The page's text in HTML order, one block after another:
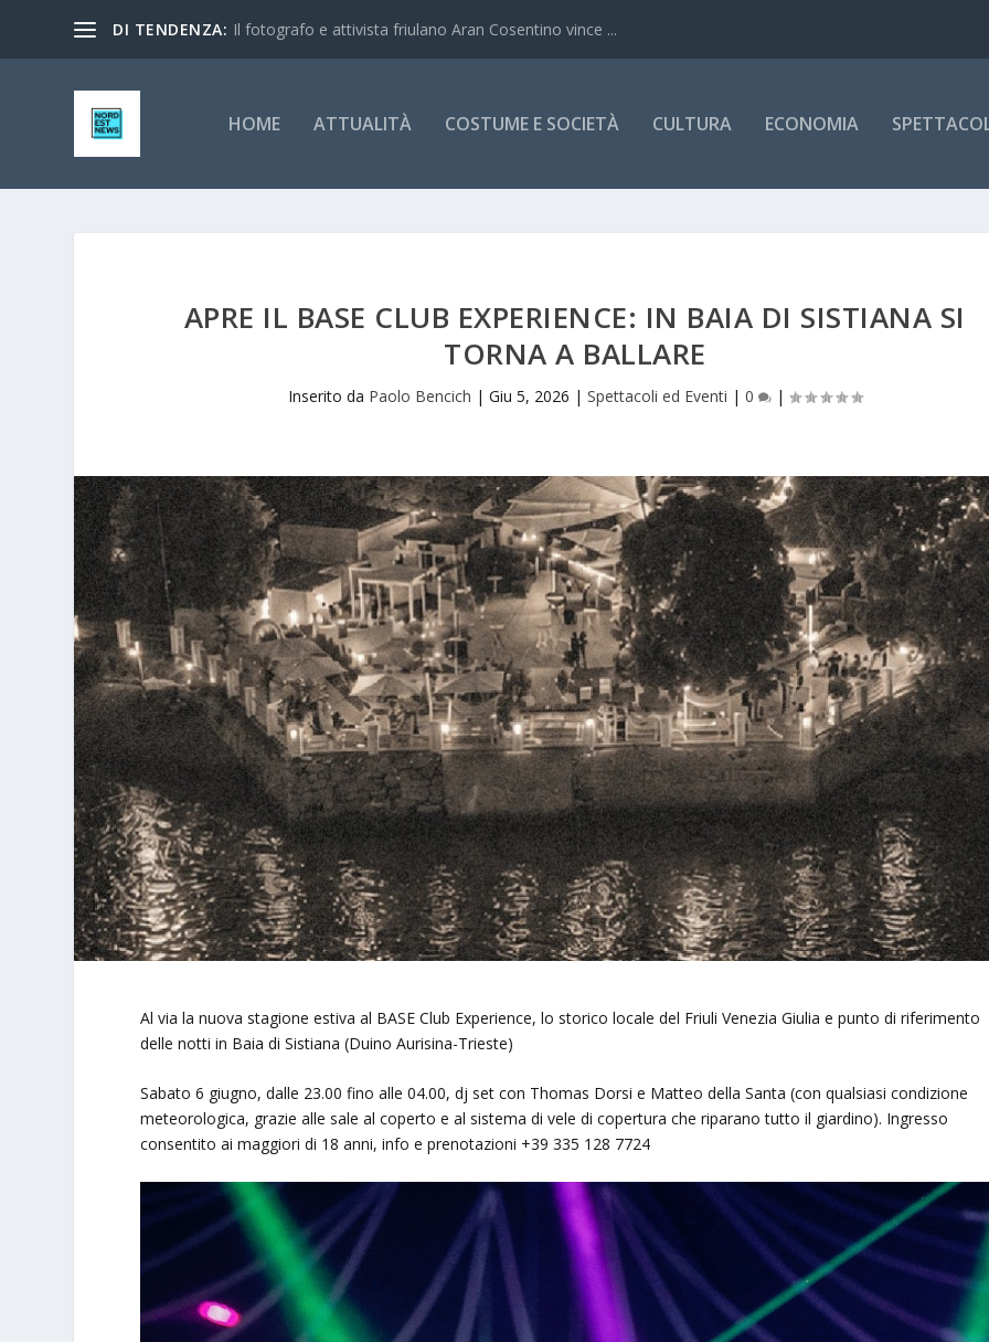
DI TENDENZA: Il fotografo e attivista friulano Aran Cosentino vince ...
HOME ATTUALITÀ COSTUME E SOCIETÀ CULTURA ECONOMIA
APRE IL BASE CLUB EXPERIENCE: IN BAIA DI SISTIANA SI
TORNA A BALLARE
Inserito da Paolo Bencich | Giu 5, 2026 | Spettacoli ed Eventi | 0 |
Al via la nuova stagione estiva al BASE Club Experience, lo storico locale del Friuli Venezia Giulia e punto di riferimento
delle notti in Baia di Sistiana (Duino Aurisina-Trieste)
Sabato 6 giugno, dalle 23.00 fino alle 04.00, dj set con Thomas Dorsi e Matteo della Santa (con qualsiasi condizione
meteorologica, grazie alle sale al coperto e al sistema di vele di copertura che riparano tutto il giardino). Ingresso
consentito ai maggiori di 18 anni, info e prenotazioni +39 335 128 7724